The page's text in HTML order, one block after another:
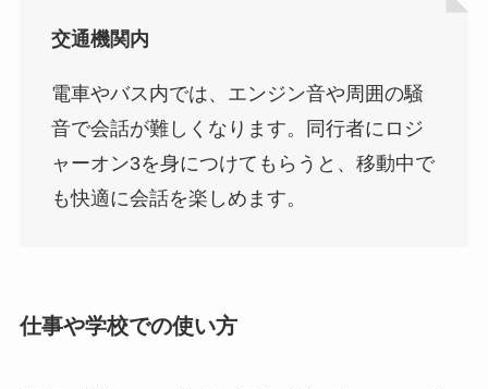
交通機関内
電車やバス内では、エンジン音や周囲の騒
音で会話が難しくなります。同行者にロジ
ャーオン3を身につけてもらうと、移動中で
も快適に会話を楽しめます。
仕事や学校での使い方